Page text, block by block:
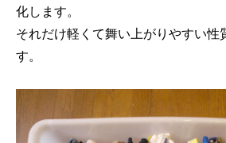
化します。
それだけ軽くて舞い上がりやすい性
す。